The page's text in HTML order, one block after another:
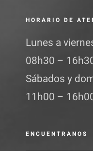
HORARIO DE
Lunes a
08h30 –
Sábados y
11h00 –
ENCUENTRANOS